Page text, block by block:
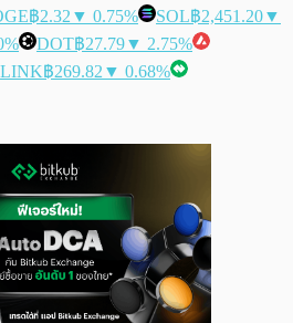
฿2.32 ▼ 0.75% SOL฿2,451.20▼
DOT฿27.79▼ 2.75%
LINK฿269.82 ▼ 0.68%